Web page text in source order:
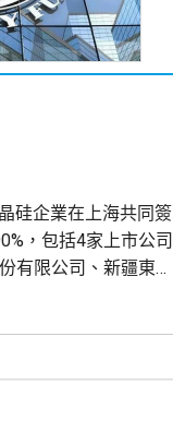
硅企業在上海共同簽
，包括4家上市公司
有限公司、新疆東方
技有限公司。 新特